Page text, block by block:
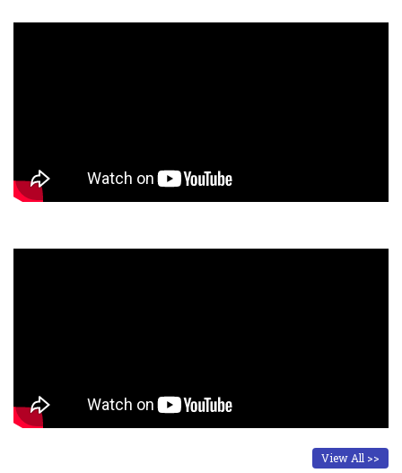
View All >>